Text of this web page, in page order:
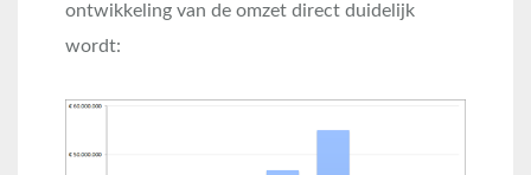
ontwikkeling van de omzet direct duidelijk
wordt: